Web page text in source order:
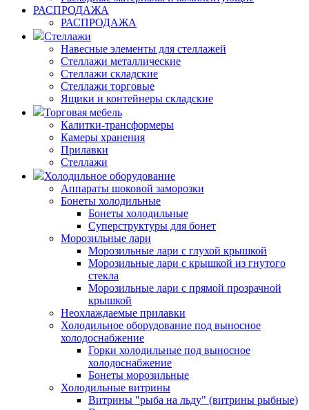
РАСПРОДАЖА
РАСПРОДАЖА
Стеллажи
Навесные элементы для стеллажей
Стеллажи металлические
Стеллажи складские
Стеллажи торговые
Ящики и контейнеры складские
Торговая мебель
Калитки-трансформеры
Камеры хранения
Прилавки
Стеллажи
Холодильное оборудование
Аппараты шоковой заморозки
Бонеты холодильные
Бонеты холодильные
Суперструктуры для бонет
Морозильные лари
Морозильные лари с глухой крышкой
Морозильные лари с крышкой из гнутого
стекла
Морозильные лари с прямой прозрачной
крышкой
Неохлаждаемые прилавки
Холодильное оборудование под выносное
холодоснабжение
Горки холодильные под выносное
холодоснабжение
Бонеты морозильные
Холодильные витрины
Витрины "рыба на льду" (витрины рыбные)